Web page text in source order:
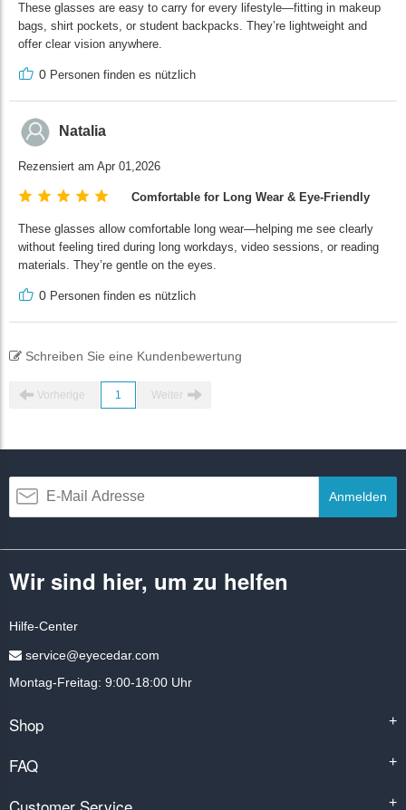
These glasses are easy to carry for every lifestyle—fitting in makeup
bags, shirt pockets, or student backpacks. They’re lightweight and
offer clear vision anywhere.
0 Personen finden es nützlich
Natalia
Rezensiert am Apr 01,2026
Comfortable for Long Wear & Eye-Friendly
These glasses allow comfortable long wear—helping me see clearly
without feeling tired during long workdays, video sessions, or reading
materials. They’re gentle on the eyes.
0 Personen finden es nützlich
Schreiben Sie eine Kundenbewertung
Vorherige 1 Weiter
Anmelden
Wir sind hier, um zu helfen
Hilfe-Center
service@eyecedar.com
Montag-Freitag: 9:00-18:00 Uhr
Shop +
FAQ +
+